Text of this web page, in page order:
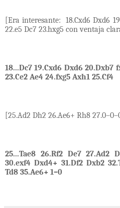
[Era interesante:
18.Cxd6 Dxd6
22.e5 Dc7 23.hxg5 con ventaja
18...Dc7 19.Cxd6 Dxd6 20.Dxb7
23.Ce2 Ae4 24.fxg5 Axh1 25.Cf4
[25.Ad2 Dh2 26.Ae6+ Rh8
25...Tae8 26.Rf2 De7 27.Ad2
30.exf4 Dxd4+ 31.Df2 Dxb2
Td8 35.Ae6+ 1–0